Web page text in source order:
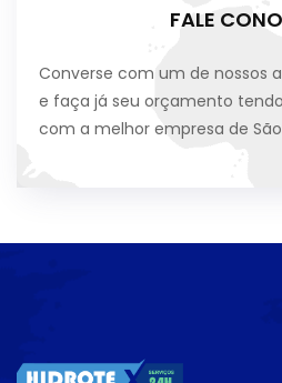
FALE
Converse com um de nossos
e faça já seu orçamento
com a melhor empresa de São